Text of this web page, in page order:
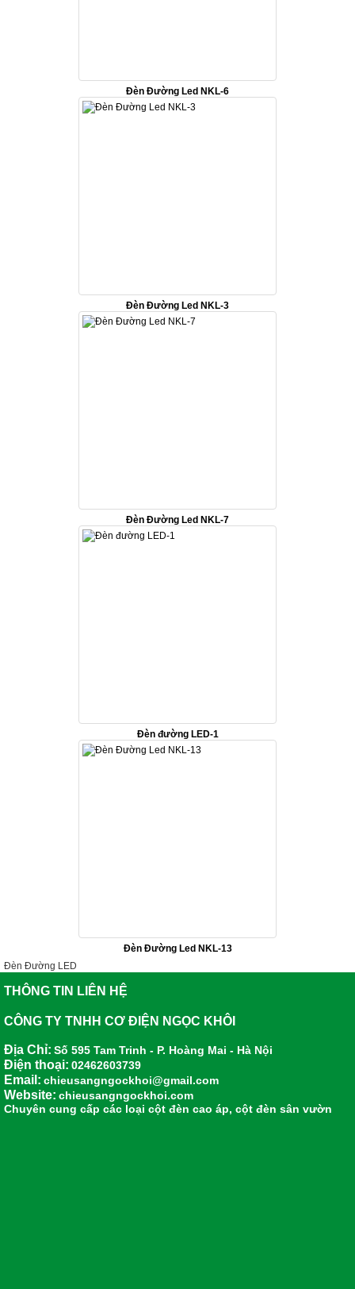
Đèn Đường Led NKL-6
Đèn Đường Led NKL-3
Đèn Đường Led NKL-7
Đèn đường LED-1
Đèn Đường Led NKL-13
Đèn Đường LED
THÔNG TIN LIÊN HỆ
CÔNG TY TNHH CƠ ĐIỆN NGỌC KHÔI
Địa Chỉ: Số 595 Tam Trinh - P. Hoàng Mai - Hà Nội
Điện thoại: 02462603739
Email: chieusangngockhoi@gmail.com
Website: chieusangngockhoi.com
Chuyên cung cấp các loại cột đèn cao áp, cột đèn sân vườn